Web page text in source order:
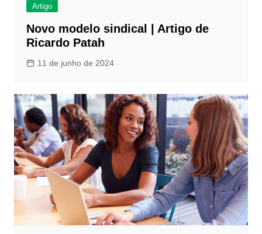
Artigo
Novo modelo sindical | Artigo de
Ricardo Patah
11 de junho de 2024